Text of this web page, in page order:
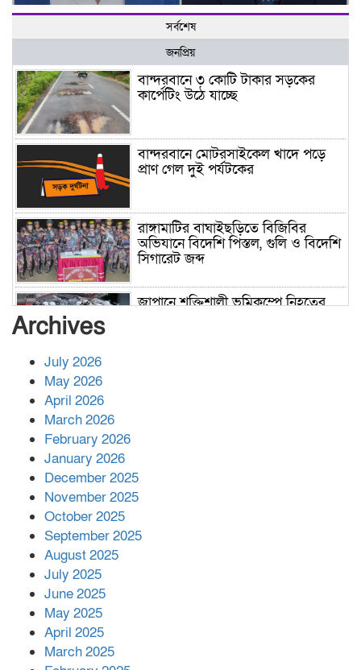
সর্বশেষ
জনপ্রিয়
বান্দরবানে ৩ কোটি টাকার সড়কের
কার্পেটিং উঠে যাচ্ছে
বান্দরবানে মোটরসাইকেল খাদে পড়ে
প্রাণ গেল দুই পর্যটকের
রাঙ্গামাটির বাঘাইছড়িতে বিজিবির
অভিযানে বিদেশি পিস্তল, গুলি ও বিদেশি
সিগারেট জব্দ
জাপানে শক্তিশালী ভূমিকম্পে নিহতের
পর ফোন তারেক রহমানের,গ্যাস সঙ্কট
Archives
July 2026
May 2026
April 2026
March 2026
February 2026
January 2026
December 2025
November 2025
October 2025
September 2025
August 2025
July 2025
June 2025
May 2025
April 2025
March 2025